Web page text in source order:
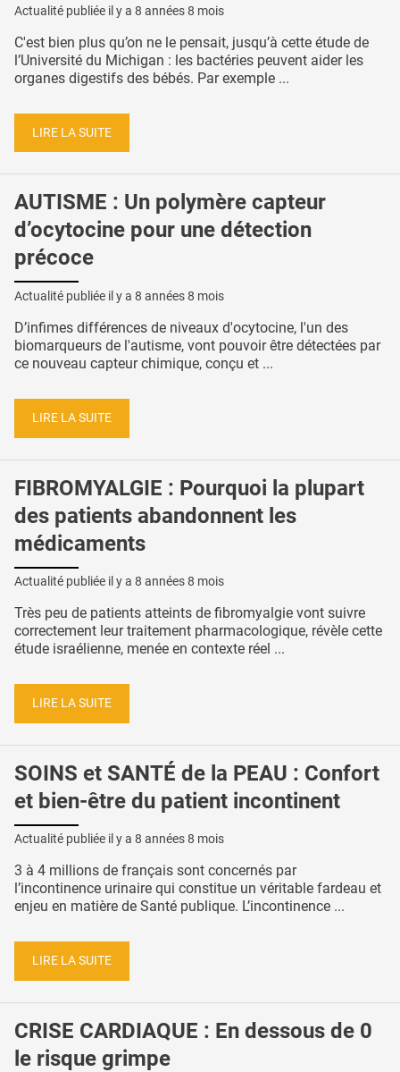
Actualité publiée il y a 8 années 8 mois
C'est bien plus qu’on ne le pensait, jusqu’à cette étude de
l’Université du Michigan : les bactéries peuvent aider les
organes digestifs des bébés. Par exemple ...
LIRE LA SUITE
AUTISME : Un polymère capteur
d’ocytocine pour une détection
précoce
Actualité publiée il y a 8 années 8 mois
D’infimes différences de niveaux d'ocytocine, l'un des
biomarqueurs de l'autisme, vont pouvoir être détectées par
ce nouveau capteur chimique, conçu et ...
LIRE LA SUITE
FIBROMYALGIE : Pourquoi la plupart
des patients abandonnent les
médicaments
Actualité publiée il y a 8 années 8 mois
Très peu de patients atteints de fibromyalgie vont suivre
correctement leur traitement pharmacologique, révèle cette
étude israélienne, menée en contexte réel ...
LIRE LA SUITE
SOINS et SANTÉ de la PEAU : Confort
et bien-être du patient incontinent
Actualité publiée il y a 8 années 8 mois
3 à 4 millions de français sont concernés par
l’incontinence urinaire qui constitue un véritable fardeau et
enjeu en matière de Santé publique. L’incontinence ...
LIRE LA SUITE
CRISE CARDIAQUE : En dessous de 0
le risque grimpe